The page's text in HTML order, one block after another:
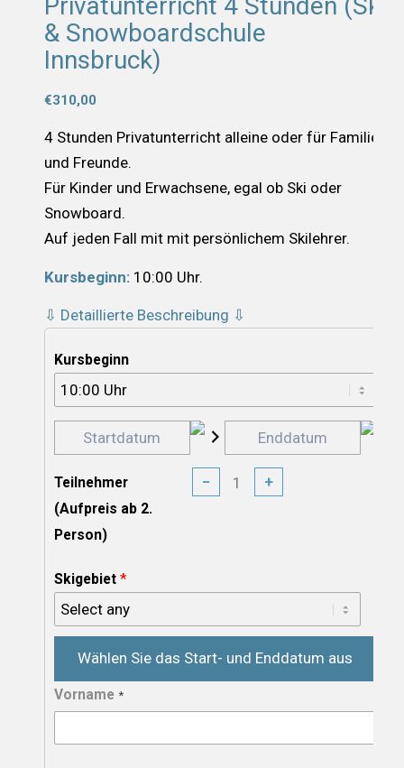
& Snowboardschule
Innsbruck)
€310,00
4 Stunden Privatunterricht alleine oder für Familie
und Freunde.
Für Kinder und Erwachsene, egal ob Ski oder
Snowboard.
Auf jeden Fall mit mit persönlichem Skilehrer.
Kursbeginn: 10:00 Uhr.
⇩ Detaillierte Beschreibung ⇩
Kursbeginn
Teilnehmer
(Aufpreis ab 2.
Person)
− +
Skigebiet *
Wählen Sie das Start- und Enddatum aus
Vorname *